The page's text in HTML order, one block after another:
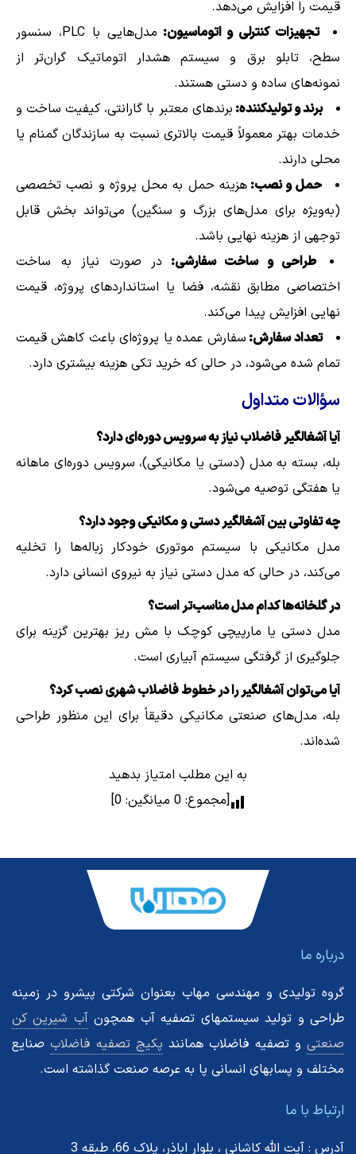
قیمت را افزایش می‌دهد.
تجهیزات کنترلی و اتوماسیون:
مدل‌هایی با PLC، سنسور
سطح، تابلو برق و سیستم هشدار اتوماتیک گران‌تر از
نمونه‌های ساده و دستی هستند.
برند و تولیدکننده: برندهای معتبر با گارانتی، کیفیت ساخت و
خدمات بهتر معمولاً قیمت بالاتری نسبت به سازندگان گمنام یا
محلی دارند.
حمل و نصب:هزینه حمل به محل پروژه و نصب تخصصی
(به‌ویژه برای مدل‌های بزرگ و سنگین) می‌تواند بخش قابل
توجهی از هزینه نهایی باشد.
طراحی و ساخت سفارشی: در صورت نیاز به ساخت
اختصاصی مطابق نقشه، فضا یا استانداردهای پروژه، قیمت
نهایی افزایش پیدا می‌کند.
تعداد سفارش: سفارش عمده یا پروژه‌ای باعث کاهش قیمت
تمام شده می‌شود، در حالی که خرید تکی هزینه بیشتری دارد.
سؤالات متداول
آیا آشغالگیر فاضلاب نیاز به سرویس دوره‌ای دارد؟
بله، بسته به مدل (دستی یا مکانیکی)، سرویس دوره‌ای ماهانه
یا هفتگی توصیه می‌شود.
چه تفاوتی بین آشغالگیر دستی و مکانیکی وجود دارد؟
مدل مکانیکی با سیستم موتوری خودکار زباله‌ها را تخلیه
می‌کند، در حالی که مدل دستی نیاز به نیروی انسانی دارد.
در گلخانه‌ها کدام مدل مناسب‌تر است؟
مدل دستی یا مارپیچی کوچک با مش ریز بهترین گزینه برای
جلوگیری از گرفتگی سیستم آبیاری است.
آیا می‌توان آشغالگیر را در خطوط فاضلاب شهری نصب کرد؟
بله، مدل‌های صنعتی مکانیکی دقیقاً برای این منظور طراحی
شده‌اند.
به این مطلب امتیاز بدهید
[مجموع:0 میانگین:0
]
درباره ما
گروه تولیدی و مهندسی مهاب بعنوان شرکتی پیشرو در زمینه
طراحی و تولید سیستمهای تصفیه آب همچونآب شیرین کن
صنعتی و تصفیه فاضلاب همانند پکیج تصفیه فاضلاب صنایع
مختلف و پسابهای انسانی پا به عرصه صنعت گذاشته است.
ارتباط با ما
آدرس : آیت الله کاشانی ، بلوار اباذر، پلاک 66، طبقه 3